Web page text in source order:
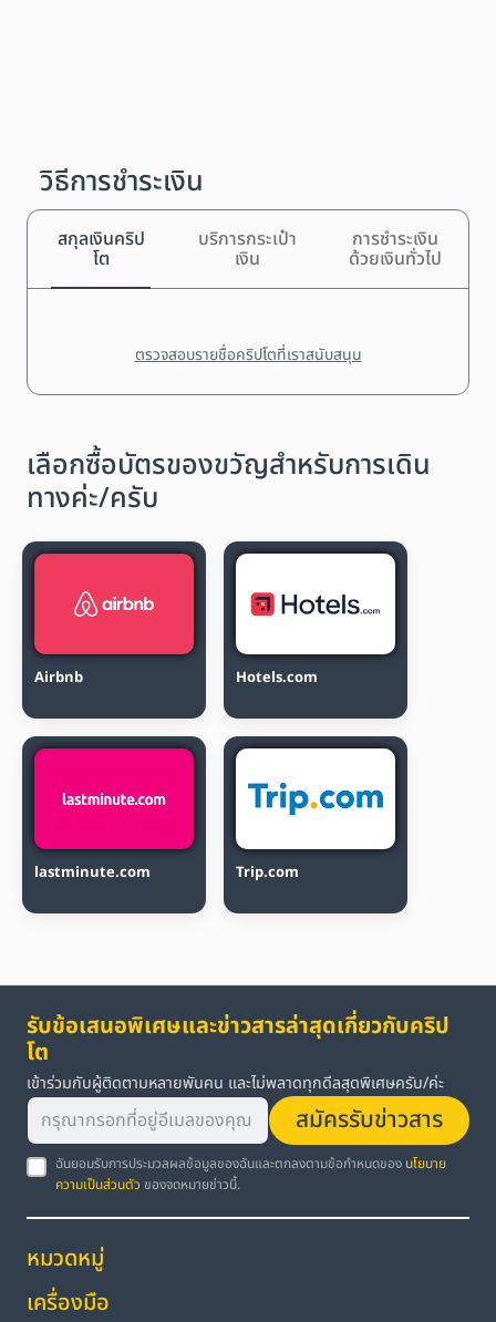
วิธีการชำระเงิน
สกุลเงินคริป
โต
บริการกระเป๋า
เงิน
การชำระเงิน
ด้วยเงินทั่วไป
ตรวจสอบรายชื่อคริปโตที่เราสนับสนุน
เลือกซื้อบัตรของขวัญสำหรับการเดิน
ทางค่ะ/ครับ
Airbnb Hotels.com
lastminute.com Trip.com
รับข้อเสนอพิเศษและข่าวสารล่าสุดเกี่ยวกับคริป
โต
เข้าร่วมกับผู้ติดตามหลายพันคน และไม่พลาดทุกดีลสุดพิเศษครับ/ค่ะ
สมัครรับข่าวสาร
ฉันยอมรับการประมวลผลข้อมูลของฉันและตกลงตามข้อกำหนดของ นโยบาย
ความเป็นส่วนตัว ของจดหมายข่าวนี้.
หมวดหมู่
เครื่องมือ